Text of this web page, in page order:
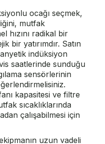
ocağı seçmek,
mutfak
hızını radikal bir
bir yatırımdır. Satın
indüksiyon
saatlerinde sunduğu
sensörlerinin
kapasitesi ve filtre
sıcaklıklarında
çalışabilmesi için
uzun vadeli